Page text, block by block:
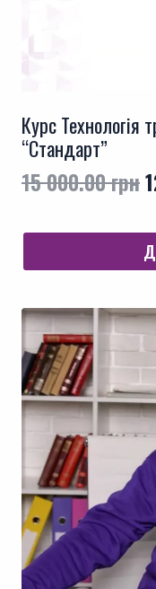
Курс Технологія
“Стандарт”
15 000.00грн